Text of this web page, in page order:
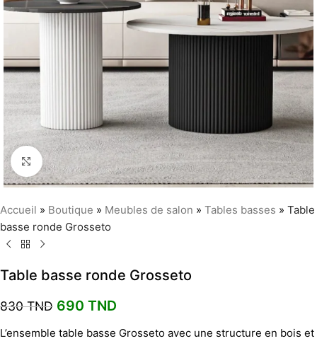
Agrandir
Accueil » Boutique » Meubles de salon » Tables basses » Table
basse ronde Grosseto
Table basse ronde Grosseto
830TND 690 TND
L’ensemble table basse Grosseto avec une structure en bois et